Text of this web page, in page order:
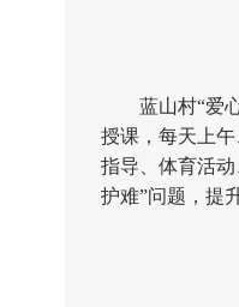
蓝山村“爱心
授课，每天上
指导、体育活
护难”问题，提